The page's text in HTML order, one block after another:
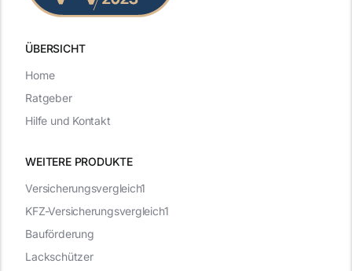
ÜBERSICHT
WEITERE PRODUKTE
Versicherungsvergleich1
KFZ-Versicherungsvergleich1
Bauförderung
Lackschützer
Home
Ratgeber
Hilfe und Kontakt